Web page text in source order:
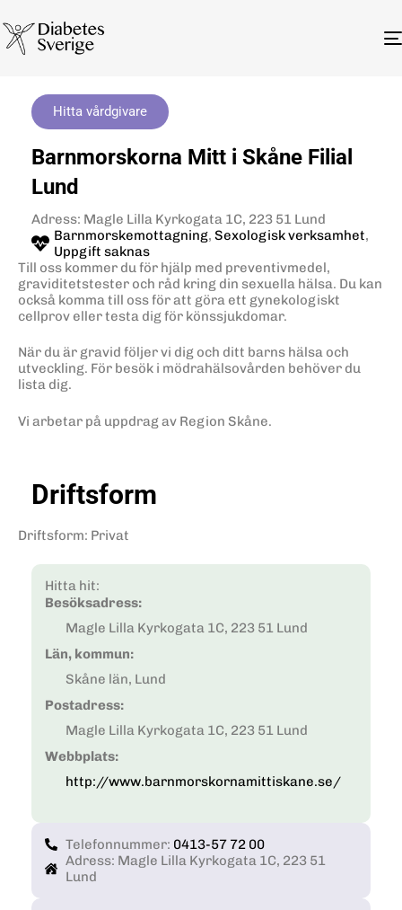
Hitta vårdgivare
Barnmorskorna Mitt i Skåne Filial
Lund
Adress: Magle Lilla Kyrkogata 1C, 223 51 Lund
Barnmorskemottagning, Sexologisk verksamhet,
Uppgift saknas
Till oss kommer du för hjälp med preventivmedel,
graviditetstester och råd kring din sexuella hälsa. Du kan
också komma till oss för att göra ett gynekologiskt
cellprov eller testa dig för könssjukdomar.
När du är gravid följer vi dig och ditt barns hälsa och
utveckling. För besök i mödrahälsovården behöver du
lista dig.
Vi arbetar på uppdrag av Region Skåne.
Driftsform
Driftsform: Privat
Hitta hit:
Besöksadress:
Magle Lilla Kyrkogata 1C, 223 51 Lund
Län, kommun:
Skåne län, Lund
Postadress:
Magle Lilla Kyrkogata 1C, 223 51 Lund
Webbplats:
http://www.barnmorskornamittiskane.se/
Telefonnummer: 0413-57 72 00
Adress: Magle Lilla Kyrkogata 1C, 223 51
Lund